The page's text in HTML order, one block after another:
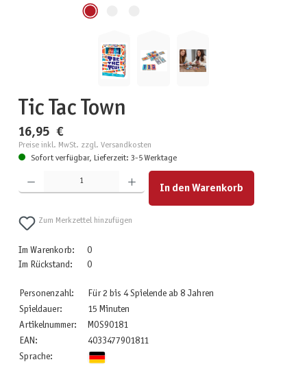
Tic Tac Town
16,95 €
Preise inkl. MwSt. zzgl. Versandkosten
Sofort verfügbar, Lieferzeit: 3-5 Werktage
Produkt Anzahl: Gib den gewünschten Wert ein oder benutze die Schaltflächen um die Anzahl zu
In den Warenkorb
Zum Merkzettel hinzufügen
Im Warenkorb:
0
Im Rückstand:
0
Personenzahl:
Für 2 bis 4 Spielende ab 8 Jahren
Spieldauer:
15 Minuten
Artikelnummer:
MOS90181
EAN:
4033477901811
Sprache: